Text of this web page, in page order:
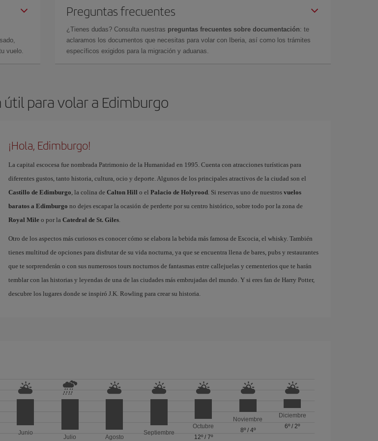
vuelo.
Preguntas frecuentes
¿Tienes dudas? Consulta nuestras preguntas frecuentes sobre documentación: te
aclaramos los documentos que necesitas para volar con Iberia, así como los trámites
específicos exigidos para la migración y aduanas.
para volar a Edimburgo
¡Hola, Edimburgo!
La capital escocesa fue nombrada Patrimonio de la Humanidad en 1995. Cuenta con atracciones turísticas para
diferentes gustos, tanto historia, cultura, ocio y deporte. Algunos de los principales atractivos de la ciudad son el
Castillo de Edimburgo, la colina de Calton Hill o el Palacio de Holyrood. Si reservas uno de nuestros vuelos
baratos a Edimburgo no dejes escapar la ocasión de perderte por su centro histórico, sobre todo por la zona de
Royal Mileo por la Catedral de St. Giles.
Otro de los aspectos más curiosos es conocer cómo se elabora la bebida más famosa de Escocia, el whisky. También
tienes multitud de opciones para disfrutar de su vida nocturna, ya que se encuentra llena de bares, pubs y restaurantes
que te sorprenderán o con sus numerosos tours nocturnos de fantasmas entre callejuelas y cementerios que te harán
temblar con las historias y leyendas de una de las ciudades más embrujadas del mundo. Y si eres fan de Harry Potter,
descubre los lugares donde se inspiró J.K. Rowling para crear su historia.
Junio
Julio Agosto
Septiembre
Octubre
12º/ 7º
Noviembre
8º/ 4º
Diciembre
6º / 2º